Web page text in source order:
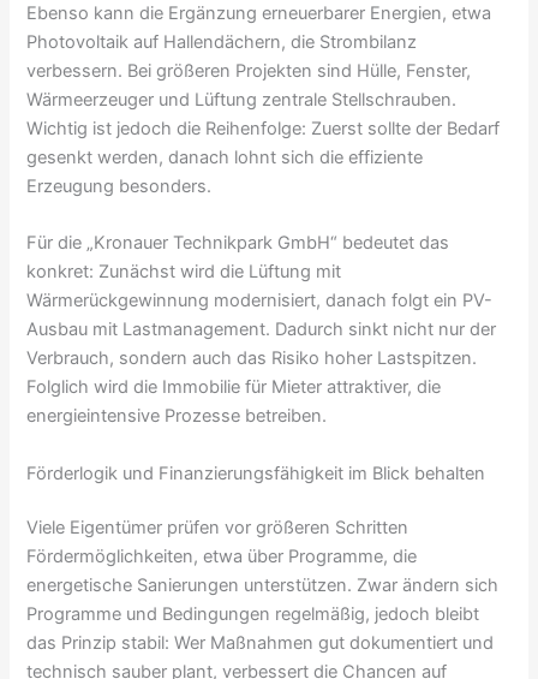
Ebenso kann die Ergänzung erneuerbarer Energien, etwa
Photovoltaik auf Hallendächern, die Strombilanz
verbessern. Bei größeren Projekten sind Hülle, Fenster,
Wärmeerzeuger und Lüftung zentrale Stellschrauben.
Wichtig ist jedoch die Reihenfolge: Zuerst sollte der Bedarf
gesenkt werden, danach lohnt sich die effiziente
Erzeugung besonders.
Für die „Kronauer Technikpark GmbH“ bedeutet das
konkret: Zunächst wird die Lüftung mit
Wärmerückgewinnung modernisiert, danach folgt ein PV-
Ausbau mit Lastmanagement. Dadurch sinkt nicht nur der
Verbrauch, sondern auch das Risiko hoher Lastspitzen.
Folglich wird die Immobilie für Mieter attraktiver, die
energieintensive Prozesse betreiben.
Förderlogik und Finanzierungsfähigkeit im Blick behalten
Viele Eigentümer prüfen vor größeren Schritten
Fördermöglichkeiten, etwa über Programme, die
energetische Sanierungen unterstützen. Zwar ändern sich
Programme und Bedingungen regelmäßig, jedoch bleibt
das Prinzip stabil: Wer Maßnahmen gut dokumentiert und
technisch sauber plant, verbessert die Chancen auf